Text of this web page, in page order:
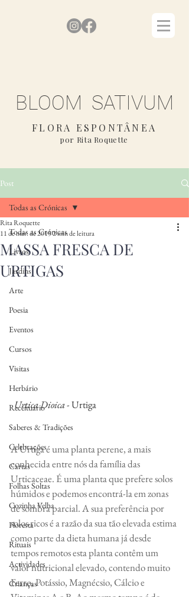
BLOOM SATIVUM
FLORA ESPONTÂNEA
por Rita Roquette
Post
Todas as Crónicas
Livros
Jardins
Arte
Poesia
Eventos
Cursos
Visitas
Herbário
Receituário
Saberes & Tradições
Celebrações
Cartas
Folhas Soltas
Cozinha Velha
Floresta
Rituais
Actividades
Crianças
Todas as Crónicas
MASSA FRESCA DE
URTIGAS
Rita Roquette
11 de mar. de 20152 min de leitura
Urtica Dioica - Urtiga
A Urtiga é uma planta perene, a mais
conhecida entre nós da família das
Urticaceae. É uma planta que prefere solos
húmidos e podemos encontrá-la em zonas
de sombra parcial. A sua preferência por
solos ricos é a razão da sua tão elevada estima
como parte da dieta humana já desde
tempos remotos esta planta contêm um
valor nutricional elevado, contendo muito
Ferro, Potássio, Magnécsio, Cálcio e